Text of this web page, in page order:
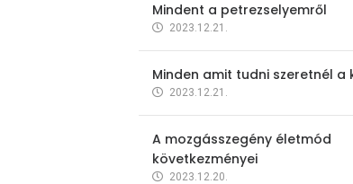
Mindent a petrezselyemről
2023.12.21.
Minden amit tudni szeretnél a
2023.12.21.
A mozgásszegény életmód
következményei
2023.12.20.